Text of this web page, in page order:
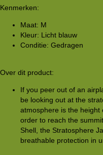
Kenmerken:
Maat: M
Kleur: Licht blauw
Conditie: Gedragen
Over dit product:
If you peer out of an
be looking out at the
atmosphere is the height
order to reach the
Shell, the Stratosphere
breathable protection in